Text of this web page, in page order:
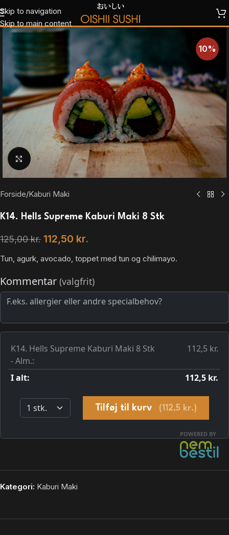
Skip to navigation
Skip to main content
10%
Klik for at forstørre
Forside/Kaburi Maki
K14. Hells Supreme Kaburi Maki 8 Stk
125,00kr. 112,50 kr.
Tun, agurk, avocado, toppet med tun og chilimayo.
Kategori: Kaburi Maki